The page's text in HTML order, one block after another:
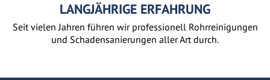
LANGJÄHRIGE ERFAHRUNG
Seit vielen Jahren führen wir professionell Rohrreinigungen
und Schadensanierungen aller Art durch.